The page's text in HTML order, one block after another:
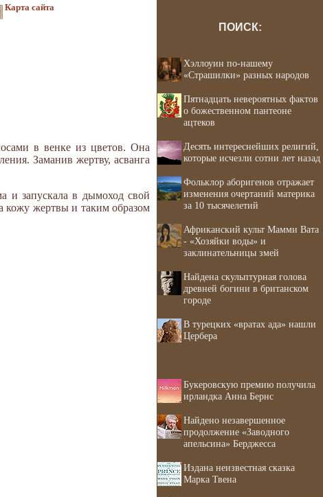
Карта сайта
в венке из цве­тов. Она
Заманив жертву, асванга
и запускала в дымоход свой
кожу жертвы и таким образом
ПОИСК:
Хэллоуин по-нашему
«Страшилки» разных народов
Пятнадцать невероятных фактов
о божественном пантеоне
ацтеков
Десять интереснейших религий,
которые исчезли сотни лет назад
Фольклор аборигенов отражает
изменения очертаний материка
за 10 тысячелетий
Африканский культ Мамми Вата
- «Хозяйки воды» и
заклинательницы змей
Найдена скульптурная голова
древней богини в британском
городе
В турецких «вратах ада» нашли
Цербера
Букеровскую премию получила
ирландка Анна Бернс
Найдено незавершенное
продолжение «Заводного
апельсина» Берджесса
Издана неизвестная сказка
Марка Твена